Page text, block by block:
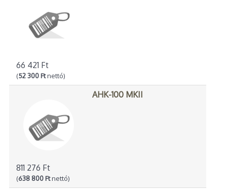
66 421 Ft
(52 300 Ftnettó)
811 276 Ft
(638 800 Ftnettó)
AHK-100 MKII